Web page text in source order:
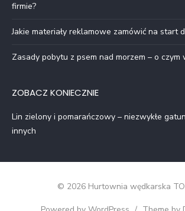
firmie?
Jakie materiały reklamowe zamówić na start
Zasady pobytu z psem nad morzem – o czym
ZOBACZ KONIECZNIE
Lin zielony i pomarańczowy – niezwykłe
innych
© 2026 Hurtownia wędkarska